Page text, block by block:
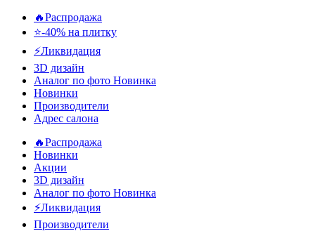
🔥Распродажа
⭐-40% на плитку
⚡️Ликвидация
3D дизайн
Аналог по фото Новинка
Новинки
Производители
Адрес салона
🔥Распродажа
Новинки
Акции
3D дизайн
Аналог по фото Новинка
⚡Ликвидация
Производители